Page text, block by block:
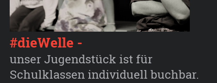
#dieWelle -
unser Jugendstück ist für
Schulklassen individuell buchbar.